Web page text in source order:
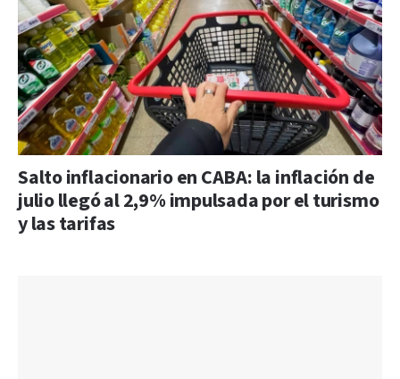
Salto inflacionario en CABA: la inflación de
julio llegó al 2,9% impulsada por el turismo
y las tarifas